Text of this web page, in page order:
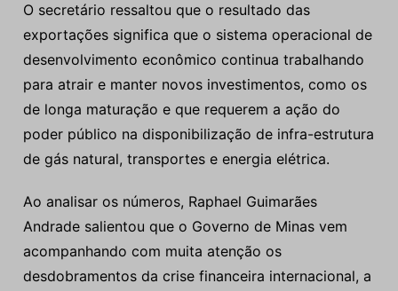
O secretário ressaltou que o resultado das
exportações significa que o sistema operacional de
desenvolvimento econômico continua trabalhando
para atrair e manter novos investimentos, como os
de longa maturação e que requerem a ação do
poder público na disponibilização de infra-estrutura
de gás natural, transportes e energia elétrica.
Ao analisar os números, Raphael Guimarães
Andrade salientou que o Governo de Minas vem
acompanhando com muita atenção os
desdobramentos da crise financeira internacional, a